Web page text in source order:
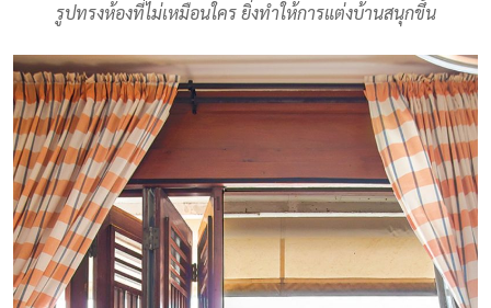
รูปทรงห้องที่ไม่เหมือนใคร ยิ่งทำให้การแต่งบ้านสนุกขึ้น